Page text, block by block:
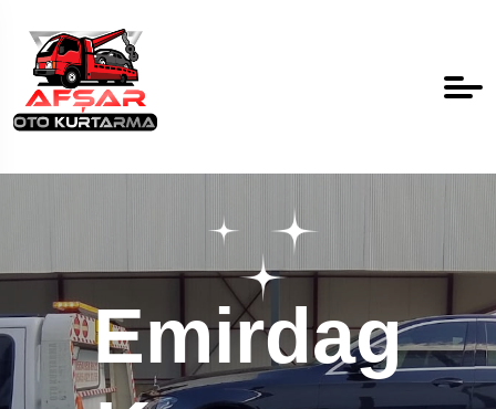
Emirdag